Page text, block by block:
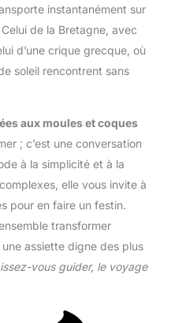
instantanément sur
de la Bretagne, avec
d’une crique grecque, où
soleil rencontrent sans
aux moules et coques
; c’est une conversation
à la simplicité et à la
elle vous invite à
pour en faire un festin.
transformer
assiette digne des plus
vous guider, le voyage